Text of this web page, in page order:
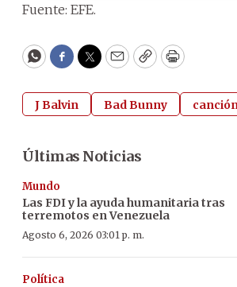
Fuente: EFE.
WhatsApp
Facebook
Twitter
EmailCopyPrint
J Balvin Bad Bunny
Últimas Noticias
Mundo
Las FDI y la ayuda humanitaria tras
terremotos en Venezuela
Agosto 6, 2026 03:01 p. m.
Política